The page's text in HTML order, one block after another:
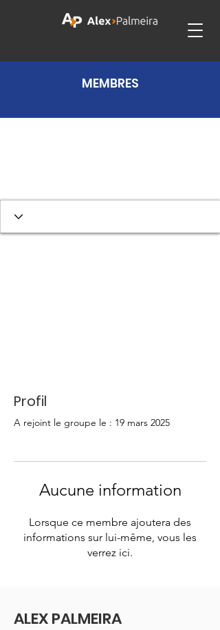
MEMBRES
Profil
A rejoint le groupe le : 19 mars 2025
Aucune information
Lorsque ce membre ajoutera des
informations sur lui-même, vous les
verrez ici.
ALEX PALMEIRA